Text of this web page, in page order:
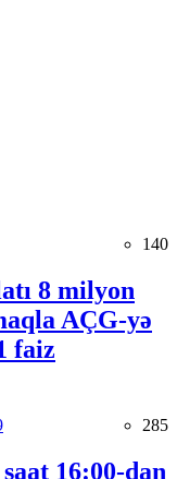
140
8 milyon
AÇG-yə
faiz
285
16:00-dan